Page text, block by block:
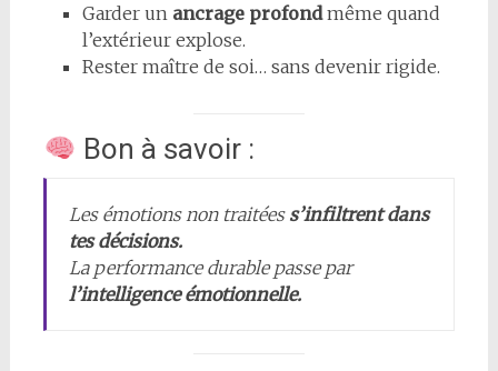
Garder un ancrage profondmême quand
l’extérieur explose.
Rester maître de soi… sans devenir rigide.
Bon à savoir :
Les émotions non traitées s’infiltrent dans
tes décisions.
La performance durable passe par
l’intelligence émotionnelle.